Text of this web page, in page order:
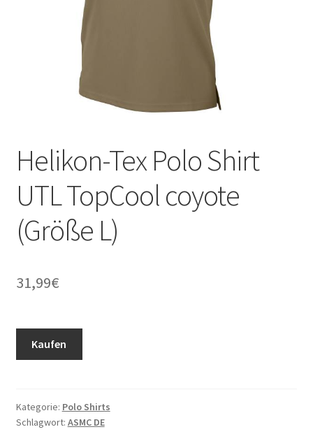
Helikon-Tex Polo Shirt
UTL TopCool coyote
(Größe L)
31,99€
Kaufen
Kategorie: Polo Shirts
Schlagwort: ASMC DE